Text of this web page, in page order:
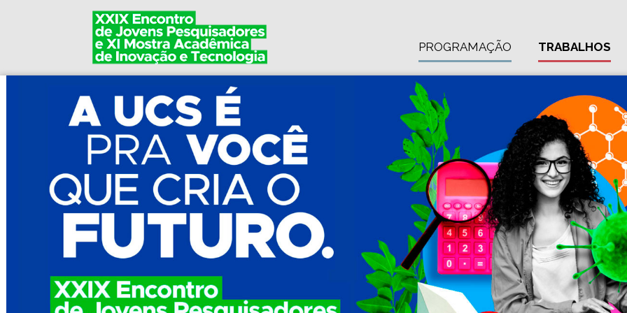
PROGRAMAÇÃO TRABALHOS